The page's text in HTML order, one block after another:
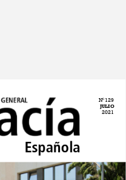
N0 129
JULIO
2021
Española
GENERAL